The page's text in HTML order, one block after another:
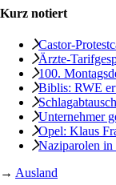
Kurz notiert
Castor-
Ärzte-
100.
Biblis: RWE
Unternehmer
Opel: Klaus
Naziparolen in
→ Ausland